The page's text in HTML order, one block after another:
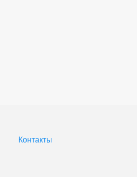
Контакты